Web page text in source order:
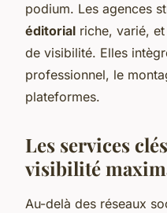
podium. Les agences
éditorial riche, varié,
de visibilité. Elles
professionnel, le
plateformes.
Les services
visibilité
Au-delà des réseaux